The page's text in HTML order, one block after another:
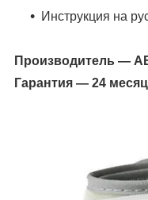
Инструкция на
Производитель ―
Гарантия ― 24